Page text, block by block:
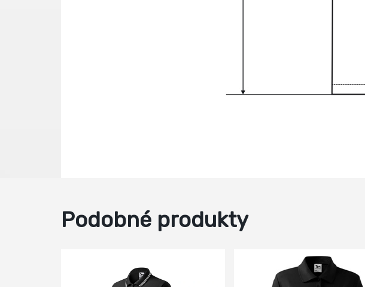
Podobné produkty